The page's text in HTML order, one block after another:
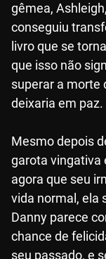
gêmea,
conseguiu
livro que se
que isso não
superar a morte
deixaria em paz.
Mesmo depois
garota vingativa
agora que seu
vida normal, ela
Danny parece
chance de
seu passado, e